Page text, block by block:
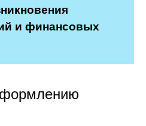
и финансовых